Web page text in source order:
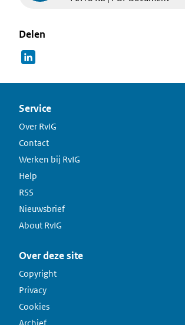
Delen
Service
Over RvIG
Contact
Werken bij RvIG
Help
RSS
Nieuwsbrief
About RvIG
Over deze site
Copyright
Privacy
Cookies